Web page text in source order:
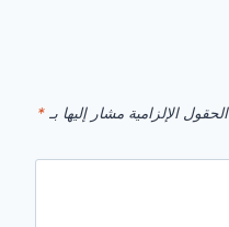
الحقول الإلزامية مشار إليها بـ *